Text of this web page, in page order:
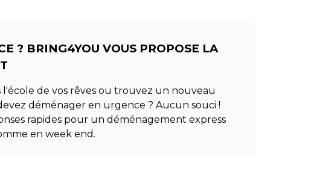
? BRING4YOU VOUS PROPOSE LA
de vos rêves ou trouvez un nouveau
déménager en urgence ? Aucun souci !
rapides pour un déménagement express
en week end.